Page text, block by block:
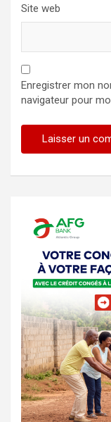
Site web
Enregistrer mon
navigateur pour